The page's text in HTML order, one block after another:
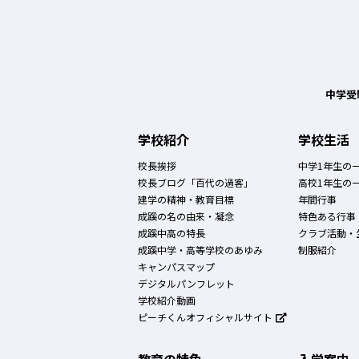
中学
学校紹介
校長挨拶
校長ブログ「百代の過客」
建学の精神・教育目標
成蹊の名の由来・凝念
成蹊中高の特長
成蹊中学・高等学校のあゆみ
キャンパスマップ
デジタルパンフレット
学校紹介動画
ピーチくんオフィシャルサイト
学校生活
中学1年生の
高校1年生の
年間行事
特色ある行事
クラブ活動・
制服紹介